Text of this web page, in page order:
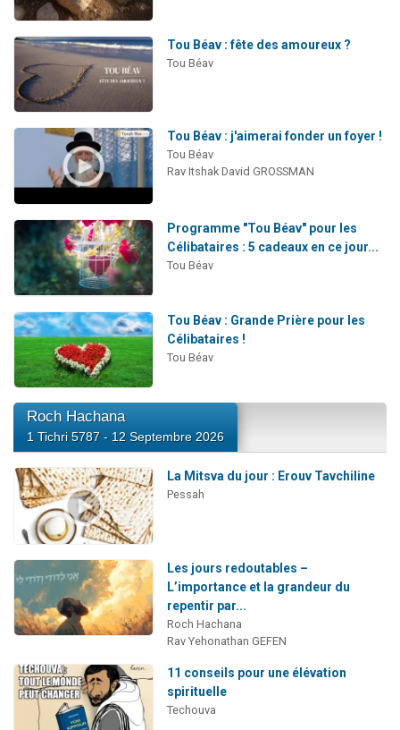
Tou Béav : fête des amoureux ?
Tou Béav
Tou Béav : j'aimerai fonder un foyer !
Tou Béav
Rav Itshak David GROSSMAN
Programme "Tou Béav" pour les
Célibataires : 5 cadeaux en ce jour...
Tou Béav
Tou Béav : Grande Prière pour les
Célibataires !
Tou Béav
Roch Hachana
1 Tichri 5787 - 12 Septembre 2026
La Mitsva du jour : Erouv Tavchiline
Pessah
Les jours redoutables –
L’importance et la grandeur du
repentir par...
Roch Hachana
Rav Yehonathan GEFEN
11 conseils pour une élévation
spirituelle
Techouva